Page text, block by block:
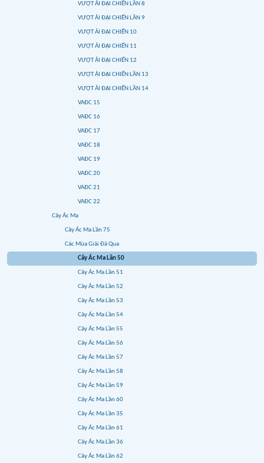
VƯỢT ẢI ĐẠI CHIẾN LẦN 8
VƯỢT ẢI ĐẠI CHIẾN LẦN 9
VƯỢT ẢI ĐẠI CHIẾN 10
VƯỢT ẢI ĐẠI CHIẾN 11
VƯỢT ẢI ĐẠI CHIẾN 12
VƯỢT ẢI ĐẠI CHIẾN LẦN 13
VƯỢT ẢI ĐẠI CHIẾN LẦN 14
VAĐC 15
VAĐC 16
VAĐC 17
VAĐC 18
VAĐC 19
VAĐC 20
VAĐC 21
VAĐC 22
Cây Ác Ma
Cây Ác Ma Lần 75
Các Mùa Giải Đã Qua
Cây Ác Ma Lần 50
Cây Ác Ma Lần 51
Cây Ác Ma Lần 52
Cây Ác Ma Lần 53
Cây Ác Ma Lần 54
Cây Ác Ma Lần 55
Cây Ác Ma Lần 56
Cây Ác Ma Lần 57
Cây Ác Ma Lần 58
Cây Ác Ma Lần 59
Cây Ác Ma Lần 60
Cây Ác Ma Lần 35
Cây Ác Ma Lần 61
Cây Ác Ma Lần 36
Cây Ác Ma Lần 62